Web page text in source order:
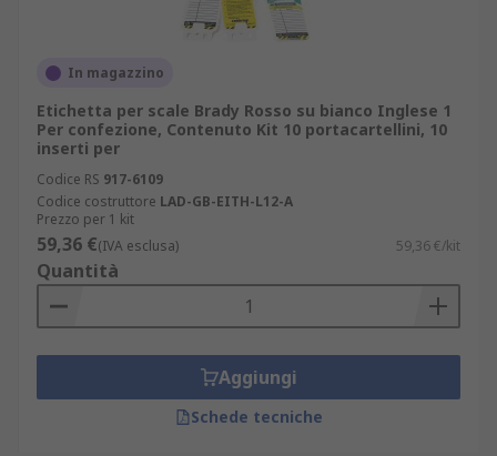
In magazzino
Etichetta per scale Brady Rosso su bianco Inglese 1
Per confezione, Contenuto Kit 10 portacartellini, 10
inserti per
Codice RS 917-6109
Codice costruttore LAD-GB-EITH-L12-A
Prezzo per 1 kit
59,36 €(IVA esclusa) 59,36 €/kit
Quantità
Aggiungi
Schede tecniche